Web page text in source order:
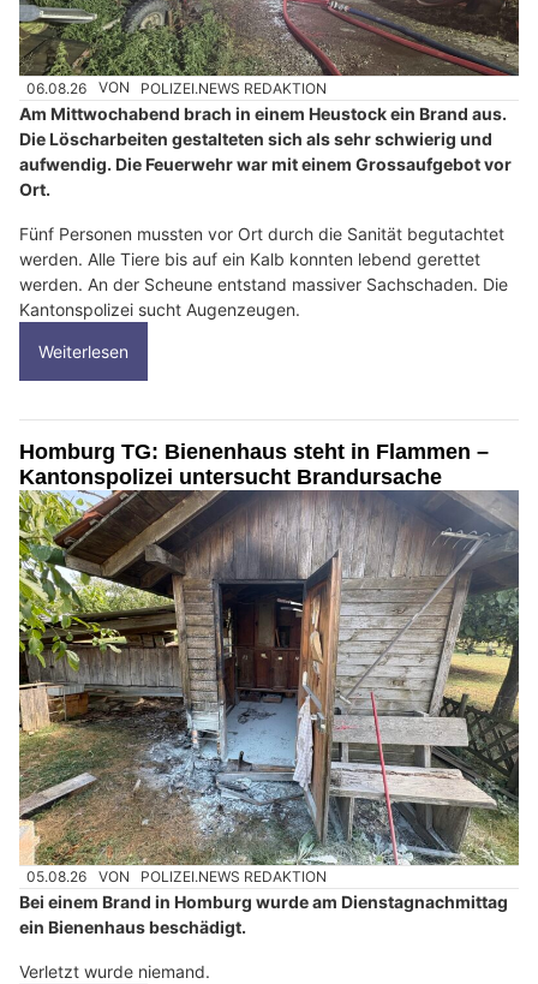
06.08.26 VON POLIZEI.NEWS REDAKTION
Am Mittwochabend brach in einem Heustock ein Brand aus.
Die Löscharbeiten gestalteten sich als sehr schwierig und
aufwendig. Die Feuerwehr war mit einem Grossaufgebot vor
Ort.
Fünf Personen mussten vor Ort durch die Sanität begutachtet
werden. Alle Tiere bis auf ein Kalb konnten lebend gerettet
werden. An der Scheune entstand massiver Sachschaden. Die
Kantonspolizei sucht Augenzeugen.
Weiterlesen
Homburg TG: Bienenhaus steht in Flammen –
Kantonspolizei untersucht Brandursache
05.08.26 VON POLIZEI.NEWS REDAKTION
Bei einem Brand in Homburg wurde am Dienstagnachmittag
ein Bienenhaus beschädigt.
Verletzt wurde niemand.